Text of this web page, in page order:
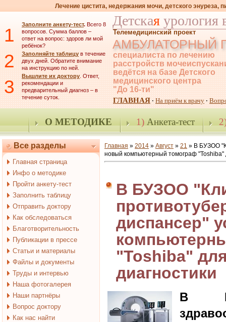
Лечение цистита, недержания мочи, детского энуреза,
1 Заполните анкету-тест. Всего 8
вопросов. Сумма баллов –
ответ на вопрос: здоров ли мой
ребёнок?
2 Заполняйте таблицу в течение
двух дней. Обратите внимание
на инструкцию по ней.
3 Вышлите их доктору. Ответ,
рекомендации и
предварительный диагноз – в
течение суток.
Детская урология
Телемедицинский проект
АМБУЛАТОРНЫЙ
специалиста по лечению
расстройств
ведётся на базе Детского
медицинского центра
"До 16-ти"
ГЛАВНАЯ · На приём к врачу ·
О МЕТОДИКЕ 1)Анкета-тест
Все разделы
Главная страница
Инфо о методике
Пройти анкету-тест
Заполнить таблицу
Отправить доктору
Как обследоваться
Благотворительность
Публикации в прессе
Статьи и материалы
Файлы и документы
Труды и интервью
Наша фотогалерея
Наши партнёры
Вопрос доктору
Как нас найти
Главная » 2014 » Август » 21 » В БУЗОО
новый компьютерный томограф "Toshiba"
В БУЗОО
диспансер"
"Toshiba"
диагностики
В